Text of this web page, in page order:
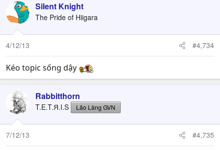
Silent Knight
The Pride of Hiigara
4/12/13 #4,734
Kéo topic sống dậy
Rabbitthorn
T.E.T.Я.I.S Lão Làng GVN
7/12/13 #4,735